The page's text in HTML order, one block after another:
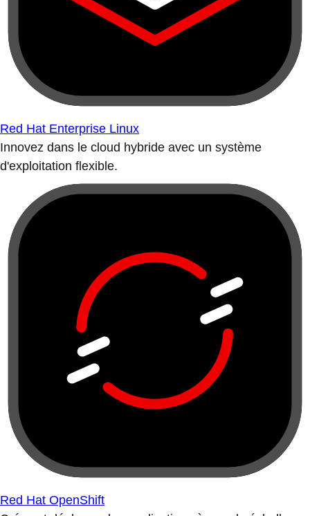
Red Hat Enterprise Linux
Innovez dans le cloud hybride avec un système
d'exploitation flexible.
Red Hat OpenShift